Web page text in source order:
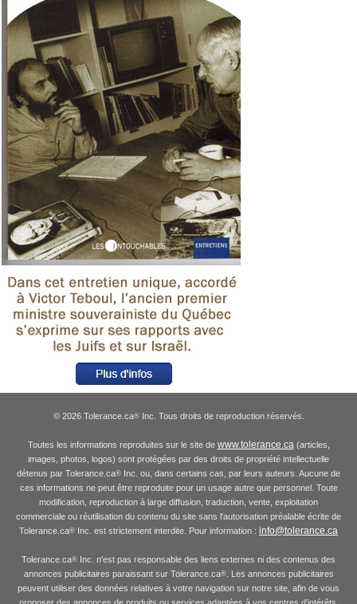
© 2026 Tolerance.ca®Inc. Tous droits de reproduction réservés.
Toutes les informations reproduites sur le site de www.tolerance.ca(articles,
images, photos, logos) sont protégées par des droits de propriété intellectuelle
détenus par Tolerance.ca® Inc. ou, dans certains cas, par leurs auteurs. Aucune de
ces informations ne peut être reproduite pour un usage autre que personnel. Toute
modification, reproduction à large diffusion, traduction, vente, exploitation
commerciale ou réutilisation du contenu du site sans l'autorisation préalable écrite de
Tolerance.ca® Inc. est strictement interdite. Pour information : info@tolerance.ca
Tolerance.ca® Inc. n'est pas responsable des liens externes ni des contenus des
annonces publicitaires paraissant sur Tolerance.ca®. Les annonces publicitaires
peuvent utiliser des données relatives à votre navigation sur notre site, afin de vous